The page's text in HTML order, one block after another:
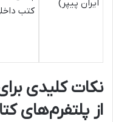
ایران پیپر)
کتب
نکات کلیدی
از پلتفرم‌های